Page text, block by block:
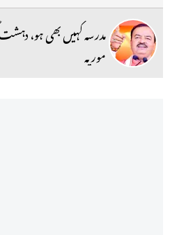
مدرسہ کہیں بھی ہو،
موریہ